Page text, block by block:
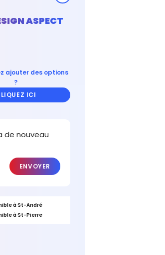
ASPECT
ajouter des options
?
ICI
de nouveau
ENVOYER
à St-André
à St-Pierre